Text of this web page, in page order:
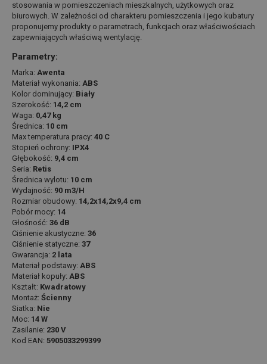
stosowania w pomieszczeniach mieszkalnych, użytkowych oraz
biurowych. W zależności od charakteru pomieszczenia i jego kubatury
proponujemy produkty o parametrach, funkcjach oraz właściwościach
zapewniających właściwą wentylację.
Parametry:
Marka: Awenta
Materiał wykonania: ABS
Kolor dominujący: Biały
Szerokość: 14,2 cm
Waga: 0,47 kg
Średnica: 10 cm
Max temperatura pracy: 40 C
Stopień ochrony: IPX4
Głębokość: 9,4 cm
Seria: Retis
Średnica wylotu: 10 cm
Wydajność: 90 m3/H
Rozmiar obudowy: 14,2x14,2x9,4 cm
Pobór mocy: 14
Głośność: 36 dB
Ciśnienie akustyczne: 36
Ciśnienie statyczne: 37
Gwarancja: 2 lata
Materiał podstawy: ABS
Materiał kopuły: ABS
Kształt: Kwadratowy
Montaż: Ścienny
Siatka: Nie
Moc: 14 W
Zasilanie: 230 V
Kod EAN: 5905033299399